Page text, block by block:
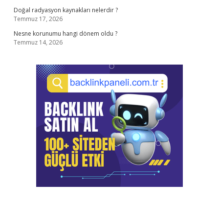
Doğal radyasyon kaynakları nelerdir ?
Temmuz 17, 2026
Nesne korunumu hangi dönem oldu ?
Temmuz 14, 2026